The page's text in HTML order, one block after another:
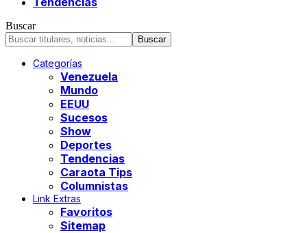
Buscar
Categorías
Venezuela
Mundo
EEUU
Sucesos
Show
Deportes
Tendencias
Caraota Tips
Columnistas
Link Extras
Favoritos
Sitemap